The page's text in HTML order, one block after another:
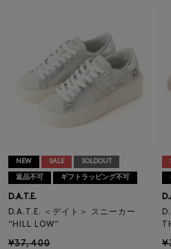
NEW SALE SOLDOUT
返品不可 ギフトラッピング不可
D.A.T.E.
D.A.T.E. ＜デイト＞ スニーカー
“HILL LOW“
¥37,400